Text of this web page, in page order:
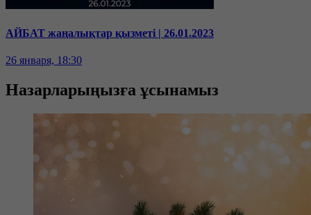
АЙБАТ жаңалықтар қызметі | 26.01.2023
26 января, 18:30
Назарларыңызға ұсынамыз